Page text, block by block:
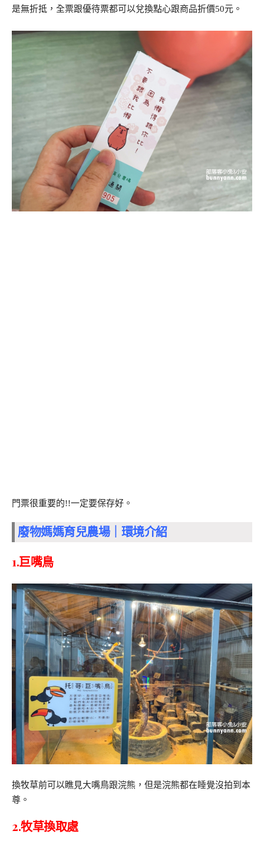
是無折抵，全票跟優待票都可以兌換點心跟商品折價50元。
門票很重要的!!一定要保存好。
廢物媽媽育兒農場｜環境介紹
1.巨嘴鳥
換牧草前可以瞧見大嘴鳥跟浣熊，但是浣熊都在睡覺沒拍到本
尊。
2.牧草換取處